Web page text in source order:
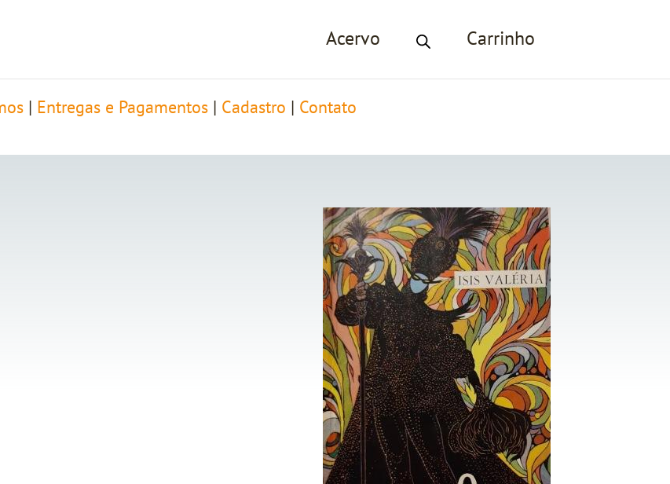
Acervo Carrinho
Entregas e Pagamentos Cadastro Contato